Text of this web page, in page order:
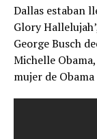
Dallas estaban
Glory
George Busch
Michelle
mujer de